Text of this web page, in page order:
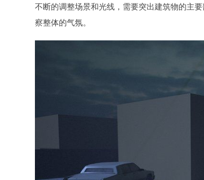
不断的调整场景和光线，需要突出建筑物的主
察整体的气氛。